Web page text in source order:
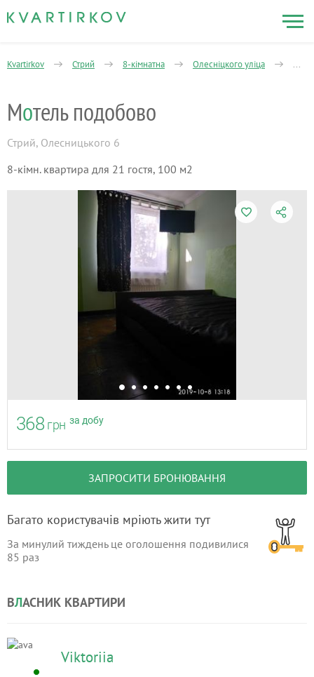
Kvartirkov Стрий 8-кімнатна Олесніцкого уліца
Мотель подобово
Стрий, Олесницького 6
8-кімн. квартира для 21 гостя, 100 м2
368 грн за добу
ЗАПРОСИТИ БРОНЮВАННЯ
Багато користувачів мріють жити тут
За минулий тиждень це оголошення подивилися
85 раз
ВЛАСНИК КВАРТИРИ
Viktoriia